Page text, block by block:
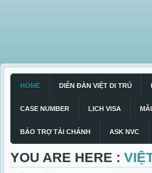
HOME DIỄN ĐÀN VIỆT DI TRÚ
CASE NUMBER LỊCH VISA
BẢO TRỢ TÀI CHÁNH ASK NVC
YOU ARE HERE :